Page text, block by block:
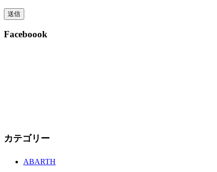
Faceboook
カテゴリー
ABARTH